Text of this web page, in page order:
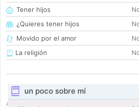
Tener hijos
¿Quieres tener hijos
Movido por el amor
La religión
un poco sobre mí